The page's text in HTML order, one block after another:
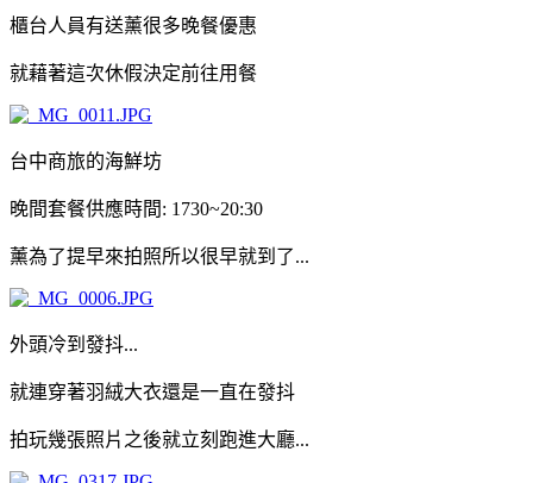
櫃台人員有送薰很多晚餐優惠
就藉著這次休假決定前往用餐
台中商旅的海鮮坊
晚間套餐供應時間: 1730~20:30
薰為了提早來拍照所以很早就到了...
外頭冷到發抖...
就連穿著羽絨大衣還是一直在發抖
拍玩幾張照片之後就立刻跑進大廳...